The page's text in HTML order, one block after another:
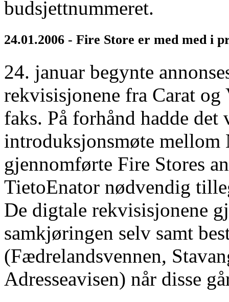
budsjettnummeret.
24.01.2006 - Fire Store er med med i
24. januar begynte
rekvisisjonene fra Carat
faks. På forhånd hadde
introduksjonsmøte
gjennomførte Fire Stores
TietoEnator nødvendig
De digtale rekvisisjonene
samkjøringen selv samt
(Fædrelandsvennen,
Adresseavisen) når disse